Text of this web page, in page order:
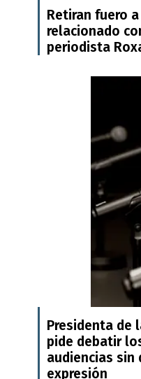
Retiran fuero
relacionado
periodista
Presidenta de
pide debatir
audiencias
expresión